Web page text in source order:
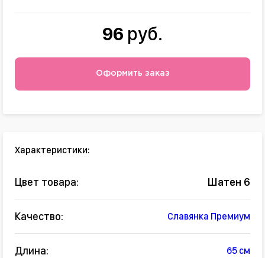
96 руб.
Оформить заказ
Характеристики:
Цвет товара: Шатен 6
Качество: Славянка Премиум
Длина: 65 см